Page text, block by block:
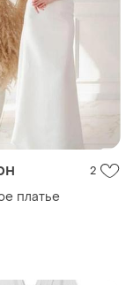
2
платье